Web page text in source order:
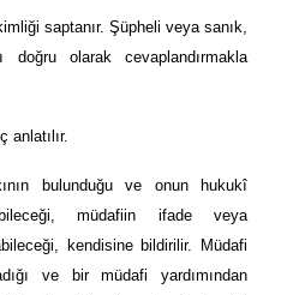
saptanır. Şüpheli veya sanık,
doğru olarak cevaplandırmakla
anlatılır.
bulunduğu ve onun hukukî
müdafiin ifade veya
kendisine bildirilir. Müdafi
ve bir müdafi yardımından